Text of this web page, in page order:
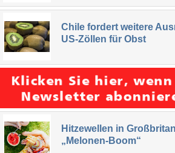
Chile fordert weitere
US-Zöllen für Obst
Hitzewellen in
„Melonen-Boom“